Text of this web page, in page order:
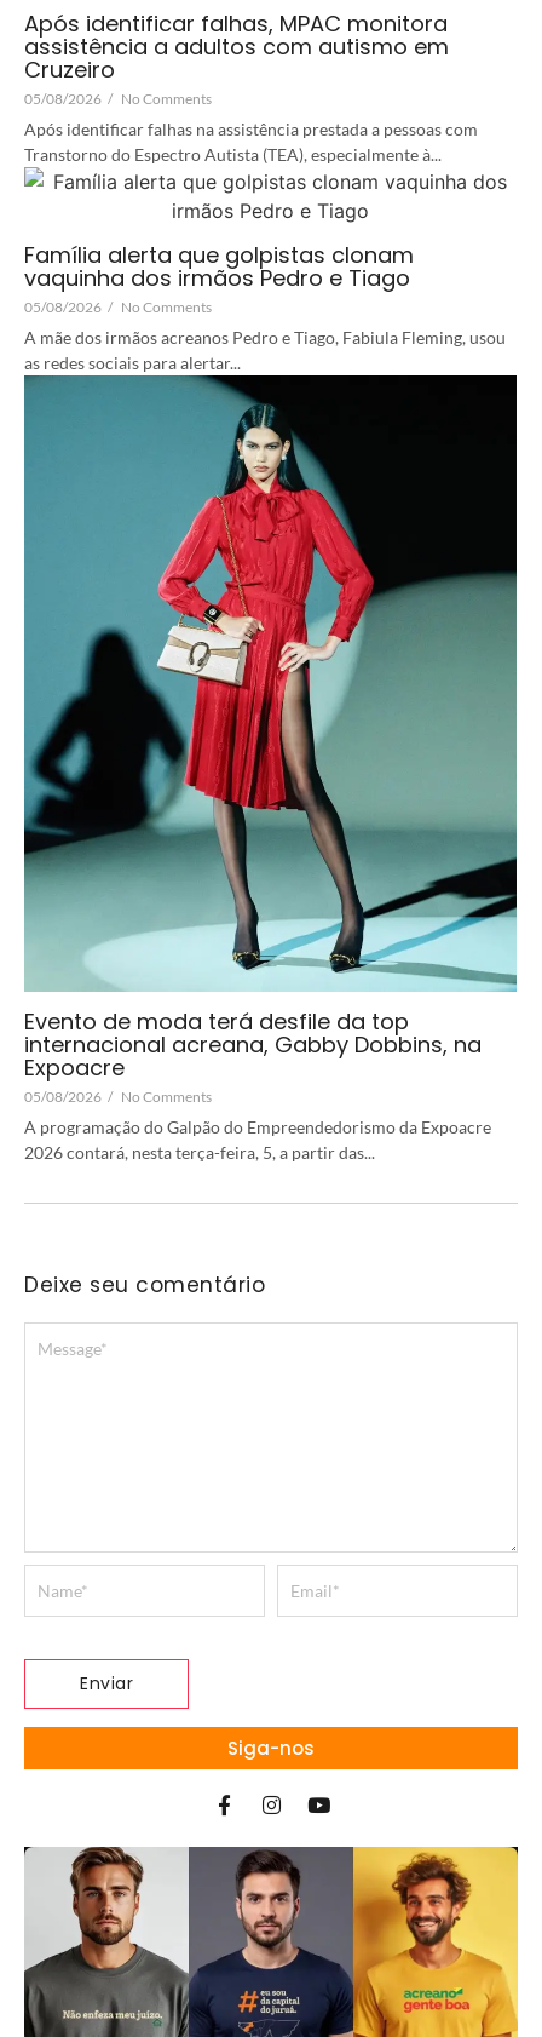
Após identificar falhas, MPAC monitora
assistência a adultos com autismo em
Cruzeiro
05/08/2026 / No Comments
Após identificar falhas na assistência prestada a pessoas com
Transtorno do Espectro Autista (TEA), especialmente à...
Família alerta que golpistas clonam
vaquinha dos irmãos Pedro e Tiago
05/08/2026 / No Comments
A mãe dos irmãos acreanos Pedro e Tiago, Fabiula Fleming, usou
as redes sociais para alertar...
Evento de moda terá desfile da top
internacional acreana, Gabby Dobbins, na
Expoacre
05/08/2026 / No Comments
A programação do Galpão do Empreendedorismo da Expoacre
2026 contará, nesta terça-feira, 5, a partir das...
Deixe seu comentário
Siga-nos